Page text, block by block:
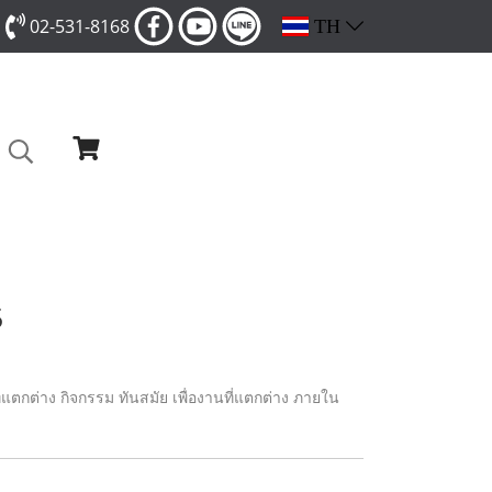
02-531-8168 TH
กต่าง กิจกรรม ทันสมัย เพื่องานที่แตกต่าง ภายใน